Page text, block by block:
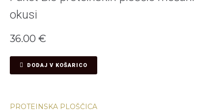
okusi
36.00 €
DODAJ V KOŠARICO
PROTEINSKA PLOŠČICA